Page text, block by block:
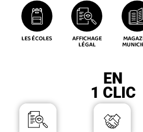
LES ÉCOLES AFFICHAGE
LÉGAL
EN
1 CLIC